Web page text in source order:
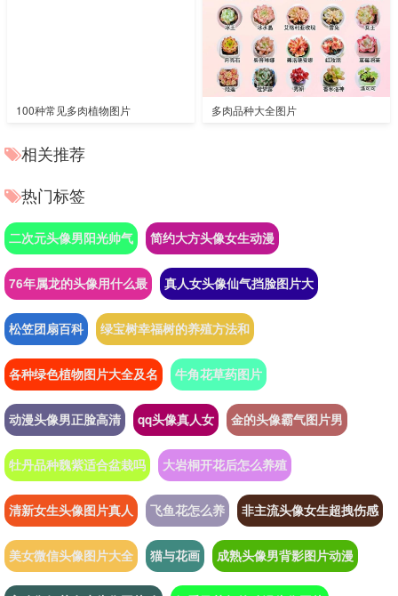
100种常见多肉植物图片 多肉品种大全图片
相关推荐
热门标签
二次元头像男阳光帅气 简约大方头像女生动漫
76年属龙的头像用什么最 真人女头像仙气挡脸图片大
松笠团扇百科 绿宝树幸福树的养殖方法和
各种绿色植物图片大全及名 牛角花草药图片
动漫头像男正脸高清 qq头像真人女 金的头像霸气图片男
牡丹品种魏紫适合盆栽吗 大岩桐开花后怎么养殖
清新女生头像图片真人 飞鱼花怎么养 非主流头像女生超拽伤感
美女微信头像图片大全 猫与花画 成熟头像男背影图片动漫